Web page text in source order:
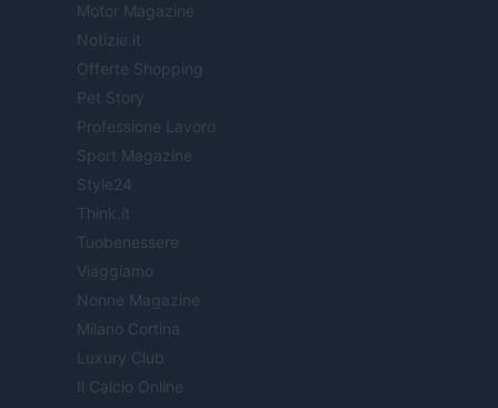
Motor Magazine
Notizie.it
Offerte Shopping
Pet Story
Professione Lavoro
Sport Magazine
Style24
Think.it
Tuobenessere
Viaggiamo
Nonne Magazine
Milano Cortina
Luxury Club
Il Calcio Online